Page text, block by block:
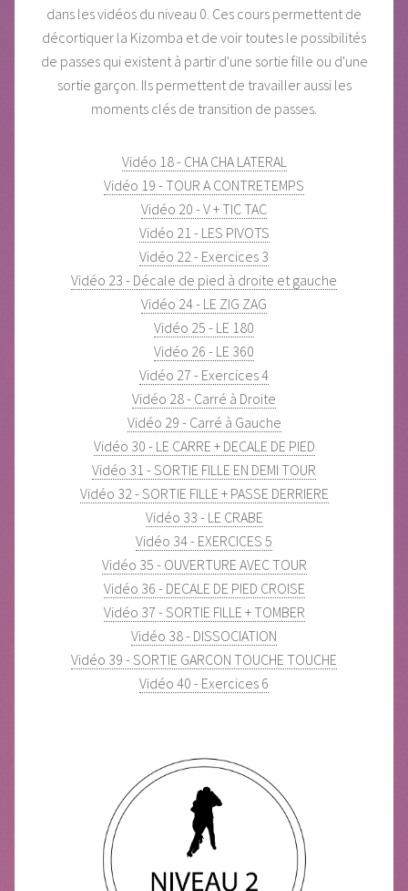
dans les vidéos du niveau 0. Ces cours permettent de
décortiquer la Kizomba et de voir toutes le possibilités
de passes qui existent à partir d'une sortie fille ou d'une
sortie garçon. Ils permettent de travailler aussi les
moments clés de transition de passes.
Vidéo 18 - CHA CHA LATERAL
Vidéo 19 - TOUR A CONTRETEMPS
Vidéo 20 - V + TIC TAC
Vidéo 21 - LES PIVOTS
Vidéo 22 - Exercices 3
Vidéo 23 - Décale de pied à droite et gauche
Vidéo 24 - LE ZIG ZAG
Vidéo 25 - LE 180
Vidéo 26 - LE 360
Vidéo 27 - Exercices 4
Vidéo 28 - Carré à Droite
Vidéo 29 - Carré à Gauche
Vidéo 30 - LE CARRE + DECALE DE PIED
Vidéo 31 - SORTIE FILLE EN DEMI TOUR
Vidéo 32 - SORTIE FILLE + PASSE DERRIERE
Vidéo 33 - LE CRABE
Vidéo 34 - EXERCICES 5
Vidéo 35 - OUVERTURE AVEC TOUR
Vidéo 36 - DECALE DE PIED CROISE
Vidéo 37 - SORTIE FILLE + TOMBER
Vidéo 38 - DISSOCIATION
Vidéo 39 - SORTIE GARCON TOUCHE TOUCHE
Vidéo 40 - Exercices 6